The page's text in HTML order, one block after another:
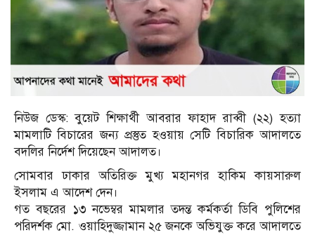
নিউজ ডেস্ক: বুয়েট শিক্ষার্থী আবরার ফাহাদ রাব্বী (২২) হত্যা
মামলাটি বিচারের জন্য প্রস্তুত হওয়ায় সেটি বিচারিক আদালতে
বদলির নির্দেশ দিয়েছেন আদালত।
সোমবার ঢাকার অতিরিক্ত মুখ্য মহানগর হাকিম কায়সারুল
ইসলাম এ আদেশ দেন।
গত বছরের ১৩ নভেম্বর মামলার তদন্ত কর্মকর্তা ডিবি পুলিশের
পরিদর্শক মো. ওয়াহিদুজ্জামান ২৫ জনকে অভিযুক্ত করে আদালতে